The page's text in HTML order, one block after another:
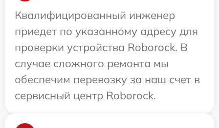
Квалифицированный инженер
приедет по указанному адресу для
проверки устройства Roborock. В
случае сложного ремонта мы
обеспечим перевозку за наш счет в
сервисный центр Roborock.